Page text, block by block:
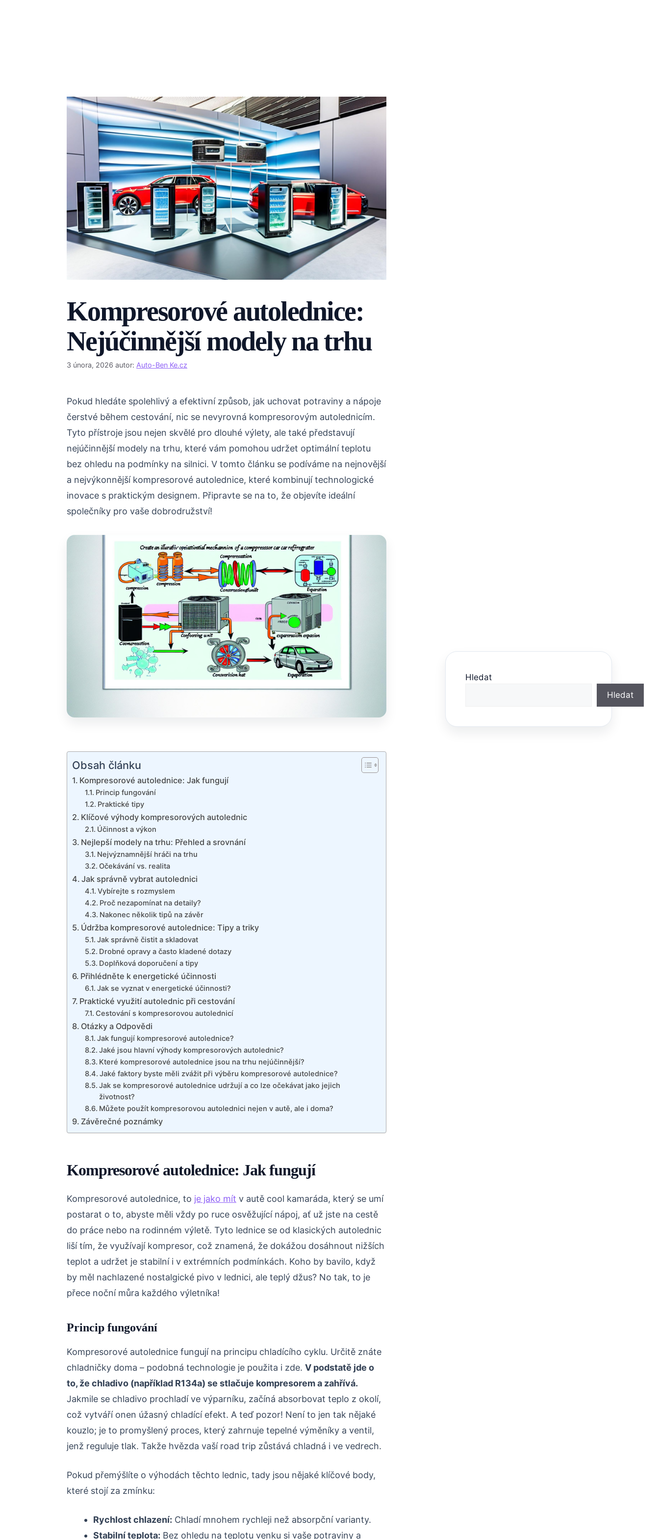
Kompresorové autolednice:
Nejúčinnější modely na trhu
3 února, 2026 autor: Auto-Ben Ke.cz
Pokud hledáte spolehlivý a efektivní způsob, jak uchovat potraviny a nápoje
čerstvé během cestování, nic se nevyrovná kompresorovým autolednicím.
Tyto přístroje jsou nejen skvělé pro dlouhé výlety, ale také představují
nejúčinnější modely na trhu, které vám pomohou udržet optimální teplotu
bez ohledu na podmínky na silnici. V tomto článku se podíváme na nejnovější
a nejvýkonnější kompresorové autolednice, které kombinují technologické
inovace s praktickým designem. Připravte se na to, že objevíte ideální
společníky pro vaše dobrodružství!
Obsah článku
Kompresorové autolednice: Jak fungují
Princip fungování
Praktické tipy
Klíčové výhody kompresorových autolednic
Účinnost a výkon
Nejlepší modely na trhu: Přehled a srovnání
Nejvýznamnější hráči na trhu
Očekávání vs. realita
Jak správně vybrat autolednici
Vybírejte s rozmyslem
Proč nezapomínat na detaily?
Nakonec několik tipů na závěr
Údržba kompresorové autolednice: Tipy a triky
Jak správně čistit a skladovat
Drobné opravy a často kladené dotazy
Doplňková doporučení a tipy
Přihlédněte k energetické účinnosti
Jak se vyznat v energetické účinnosti?
Praktické využití autolednic při cestování
Cestování s kompresorovou autolednicí
Otázky a Odpovědi
Jak fungují kompresorové autolednice?
Jaké jsou hlavní výhody kompresorových autolednic?
Které kompresorové autolednice jsou na trhu nejúčinnější?
Jaké faktory byste měli zvážit při výběru kompresorové autolednice?
Jak se kompresorové autolednice udržují a co lze očekávat jako jejich
životnost?
Můžete použít kompresorovou autolednici nejen v autě, ale i doma?
Závěrečné poznámky
Kompresorové autolednice: Jak fungují
Kompresorové autolednice, to je jako mít v autě cool kamaráda, který se umí
postarat o to, abyste měli vždy po ruce osvěžující nápoj, ať už jste na cestě
do práce nebo na rodinném výletě. Tyto lednice se od klasických autolednic
liší tím, že využívají kompresor, což znamená, že dokážou dosáhnout nižších
teplot a udržet je stabilní i v extrémních podmínkách. Koho by bavilo, když
by měl nachlazené nostalgické pivo v lednici, ale teplý džus? No tak, to je
přece noční můra každého výletníka!
Princip fungování
Kompresorové autolednice fungují na principu chladícího cyklu. Určitě znáte
chladničky doma – podobná technologie je použita i zde. V podstatě jde o
to, že chladivo (například R134a) se stlačuje kompresorem a zahřívá.
Jakmile se chladivo prochladí ve výparníku, začíná absorbovat teplo z okolí,
což vytváří onen úžasný chladící efekt. A teď pozor! Není to jen tak nějaké
kouzlo; je to promyšlený proces, který zahrnuje tepelné výměníky a ventil,
jenž reguluje tlak. Takže hvězda vaší road trip zůstává chladná i ve vedrech.
Pokud přemýšlíte o výhodách těchto lednic, tady jsou nějaké klíčové body,
které stojí za zmínku:
Rychlost chlazení: Chladí mnohem rychleji než absorpční varianty.
Stabilní teplota: Bez ohledu na teplotu venku si vaše potraviny a
Hledat
Hledat